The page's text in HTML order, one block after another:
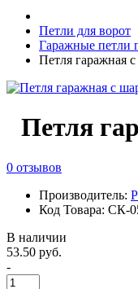
Петли для ворот
Гаражные петли
Петля гаражная
Петля
0 отзывов
Производитель:
Код Товара: СК-
В наличии
53.50 руб.
-